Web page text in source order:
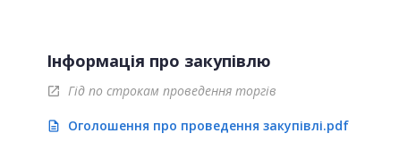
Інформація про закупівлю
open_in_new Гід по строкам проведення торгів
description Оголошення про проведення закупівлі.pdf